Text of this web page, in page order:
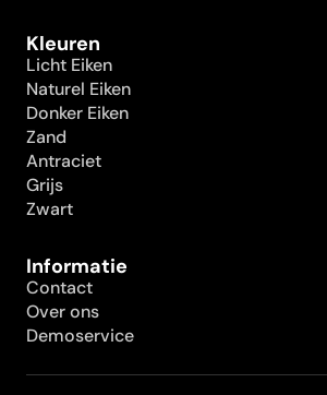
Kleuren
Licht Eiken
Naturel Eiken
Donker Eiken
Zand
Antraciet
Grijs
Zwart
Informatie
Contact
Over ons
Demoservice